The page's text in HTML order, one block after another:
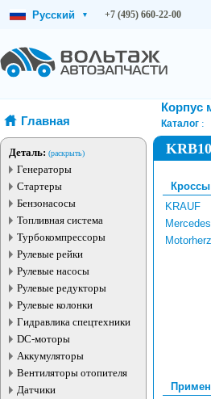
Русский ▾ +7 (495) 660-22-00
Главная
Деталь: (раскрыть)
Генераторы
Стартеры
Бензонасосы
Топливная система
Турбокомпрессоры
Рулевые рейки
Рулевые насосы
Рулевые редукторы
Рулевые колонки
Гидравлика спецтехники
DC-моторы
Аккумуляторы
Вентиляторы отопителя
Датчики
Корпус
Каталог
Кроссы
KRAUF
Motorherz